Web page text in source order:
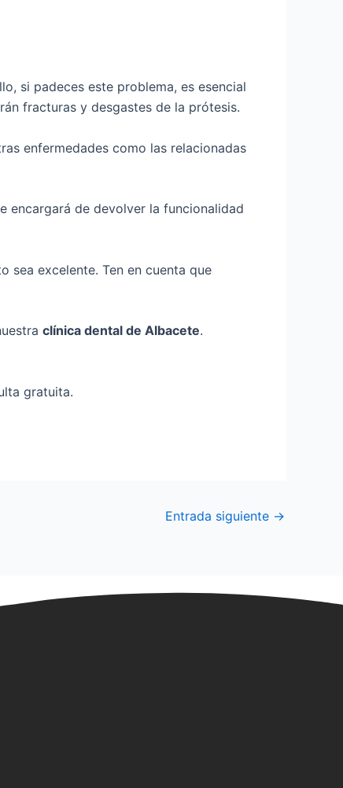
si padeces este problema, es esencial
fracturas y desgastes de la prótesis.
enfermedades como las relacionadas
encargará de devolver la funcionalidad
sea excelente. Ten en cuenta que
clínica dental de Albacete.
gratuita.
Entrada siguiente →